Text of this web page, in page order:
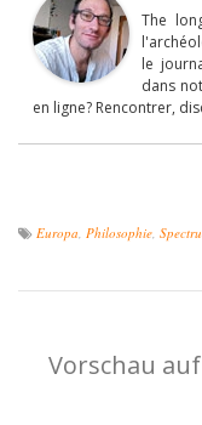
The
le
dans
en ligne? Rencontrer,
Europa Philosophie
Vorschau